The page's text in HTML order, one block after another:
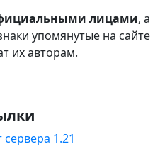
лицами, а
упомянутые на сайте
их авторам.
1.21